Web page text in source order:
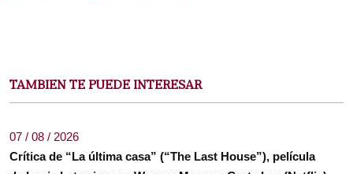
TAMBIEN TE PUEDE INTERESAR
07 / 08 / 2026
Crítica de “La última casa” (“The Last House”), película